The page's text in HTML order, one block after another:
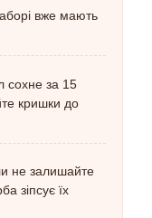
вже мають
сохне за 15
кришки до
не залишайте
зіпсує їх